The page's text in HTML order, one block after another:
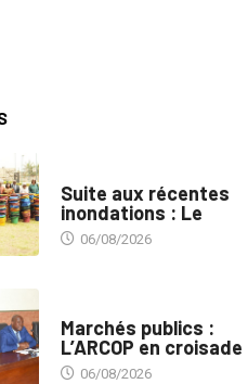
Suite aux récentes
inondations : Le
06/08/2026
Marchés publics :
L’ARCOP en croisade
06/08/2026